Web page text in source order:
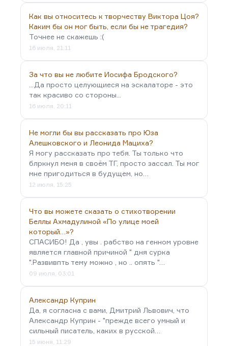
Как вы относитесь к творчеству Виктора Цоя?
Каким бы он мог быть, если бы не трагедия?
Точнее не скажешь :(
16 июля, 21:11
За что вы не любите Иосифа Бродского?
...Да просто целующиеся на эскалаторе - это
так красиво со стороны...
16 июля, 20:11
Не могли бы вы рассказать про Юза
Алешковского и Леонида Мациха?
Я могу рассказать про тебя. Ты только что
блркнул меня в своём ТГ, просто зассал. Ты мог
мне пригодиться в будущем, но…
12 июля, 15:25
Что вы можете сказать о стихотворении
Беллы Ахмадулиной «По улице моей
который…»?
СПАСИБО! Да , увы . рабство на генном уровне
является главной причиной " дня сурка
".Развивпть тему можно , но .. опять "…
09 июля, 03:01
Александр Куприн
Да, я согласна с вами, Дмитрий Львович, что
Александр Куприн - "прежде всего умный и
сильный писатель, каких в русской…
15 июня, 11:29